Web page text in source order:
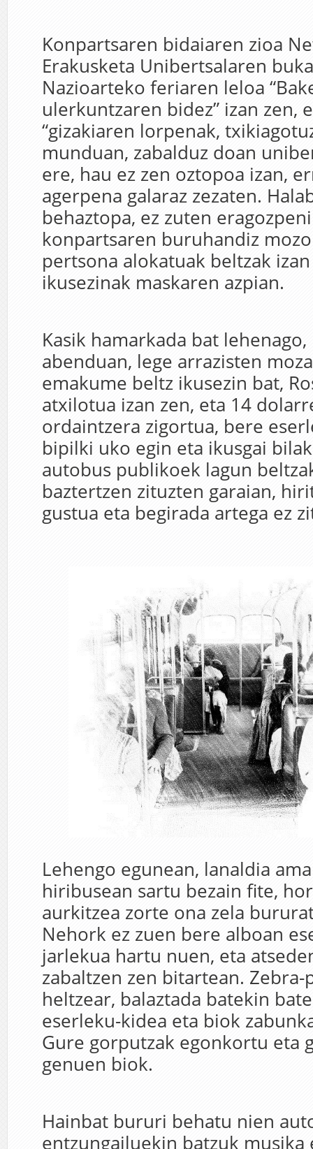
Konpartsaren bidaiaren zioa
Erakusketa Unibertsalaren
Nazioarteko feriaren leloa
ulerkuntzaren bidez” izan zen,
“gizakiaren lorpenak,
munduan, zabalduz doan
ere, hau ez zen oztopoa izan,
agerpena galaraz zezaten.
behaztopa, ez zuten
konpartsaren buruhandiz
pertsona alokatuak beltzak
ikusezinak maskaren azpian.
Kasik hamarkada bat
abenduan, lege arrazisten
emakume beltz ikusezin bat,
atxilotua izan zen, eta 14
ordaintzera zigortua, bere
bipilki uko egin eta ikusgai
autobus publikoek lagun
baztertzen zituzten garaian,
gustua eta begirada artega ez
Lehengo egunean, lanaldia
hiribusean sartu bezain fite,
aurkitzea zorte ona zela
Nehork ez zuen bere alboan
jarlekua hartu nuen, eta
zabaltzen zen bitartean. Zebra-
heltzear, balaztada batekin
eserleku-kidea eta biok
Gure gorputzak egonkortu eta
genuen biok.
Hainbat bururi behatu nien
entzungailuekin batzuk musika